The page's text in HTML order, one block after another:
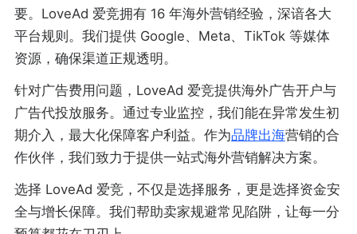
要。LoveAd 爱竞拥有 16 年海外营销经验，深谙各大
平台规则。我们提供 Google、Meta、TikTok 等媒体
资源，确保渠道正规透明。
针对广告费用问题，LoveAd 爱竞提供海外广告开户与
广告代投放服务。通过专业监控，我们能在异常发生初
期介入，最大化保障客户利益。作为品牌出海营销的合
作伙伴，我们致力于提供一站式海外营销解决方案。
选择 LoveAd 爱竞，不仅是选择服务，更是选择资金安
全与增长保障。我们帮助卖家规避常见陷阱，让每一分